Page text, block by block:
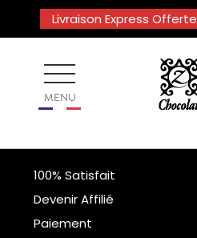
Livraison Express Offerte
MENU
100% Satisfait
Devenir Affilié
Paiement